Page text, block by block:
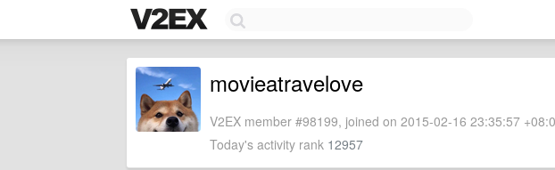
movieatravelove
V2EX member #98199, joined on 2015-02-16 23:35:57
Today's activity rank 12957